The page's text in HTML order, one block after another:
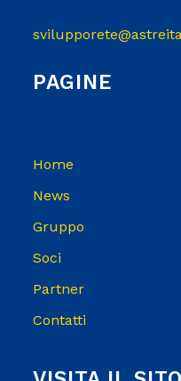
PAGINE
Home
News
Gruppo
Soci
Partner
Contatti